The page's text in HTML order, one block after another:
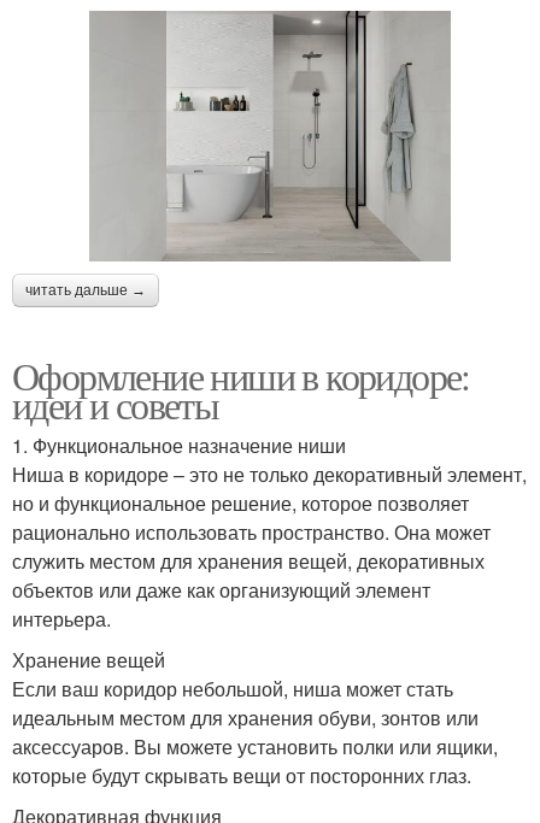
читать дальше →
Оформление ниши в коридоре:
идеи и советы
1. Функциональное назначение ниши
Ниша в коридоре – это не только декоративный элемент,
но и функциональное решение, которое позволяет
рационально использовать пространство. Она может
служить местом для хранения вещей, декоративных
объектов или даже как организующий элемент
интерьера.
Хранение вещей
Если ваш коридор небольшой, ниша может стать
идеальным местом для хранения обуви, зонтов или
аксессуаров. Вы можете установить полки или ящики,
которые будут скрывать вещи от посторонних глаз.
Декоративная функция